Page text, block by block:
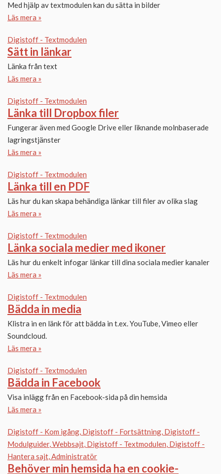
Med hjälp av textmodulen kan du sätta in bilder
Läs mera »
Digistoff - Textmodulen
Sätt in länkar
Länka från text
Läs mera »
Digistoff - Textmodulen
Länka till Dropbox filer
Fungerar även med Google Drive eller liknande molnbaserade
lagringstjänster
Läs mera »
Digistoff - Textmodulen
Länka till en PDF
Läs hur du kan skapa behändiga länkar till filer av olika slag
Läs mera »
Digistoff - Textmodulen
Länka sociala medier med ikoner
Läs hur du enkelt infogar länkar till dina sociala medier kanaler
Läs mera »
Digistoff - Textmodulen
Bädda in media
Klistra in en länk för att bädda in t.ex. YouTube, Vimeo eller
Soundcloud.
Läs mera »
Digistoff - Textmodulen
Bädda in Facebook
Visa inlägg från en Facebook-sida på din hemsida
Läs mera »
Digistoff - Kom igång Digistoff - Fortsättning Digistoff -
Modulguider Webbsajt Digistoff - Textmodulen Digistoff -
Hantera sajt Administratör
Behöver min hemsida ha en cookie-